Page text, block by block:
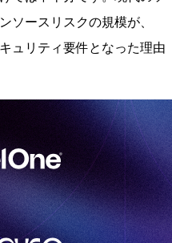
ソースリスクの規模が、
ュリティ要件となった理由